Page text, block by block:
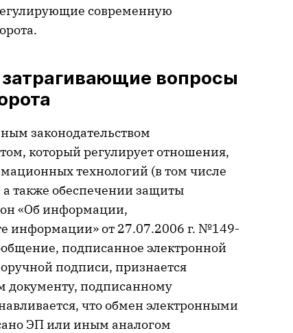
современную
вопросы
законодательством
который регулирует отношения,
технологий (в том числе
а также обеспечении защиты
«Об информации,
информации» от 27.07.2006 г. №149-
подписанное электронной
подписи, признается
документу, подписанному
что обмен электронными
ЭП или иным аналогом